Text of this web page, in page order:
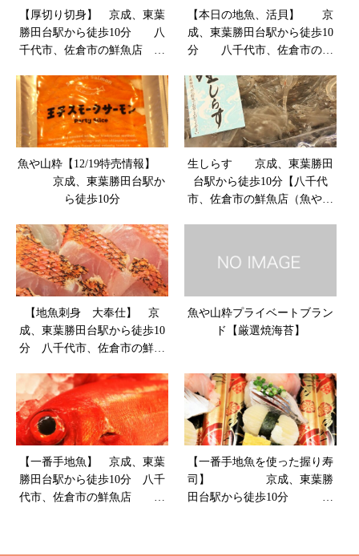
【厚切り切身】 京成、東葉
勝田台駅から徒歩10分 八
千代市、佐倉市の鮮魚店
【本日の地魚、活貝】 京
成、東葉勝田台駅から徒歩10
分 八千代市、佐倉市の鮮
魚や山粋【12/19特売情報】
京成、東葉勝田台駅か
ら徒歩10分
生しらす 京成、東葉勝田
台駅から徒歩10分【八千代
市、佐倉市の鮮魚店（魚や山
【地魚刺身 大奉仕】 京
成、東葉勝田台駅から徒歩10
分 八千代市、佐倉市の鮮魚
魚や山粋プライベートブラン
ド【厳選焼海苔】
【一番手地魚】 京成、東葉
勝田台駅から徒歩10分 八千
代市、佐倉市の鮮魚店 魚
【一番手地魚を使った握り寿
司】 京成、東葉勝
田台駅から徒歩10分